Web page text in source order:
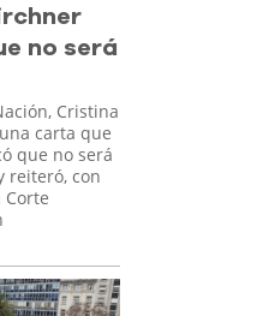
no será
Cristina
carta que
que no será
reiteró, con